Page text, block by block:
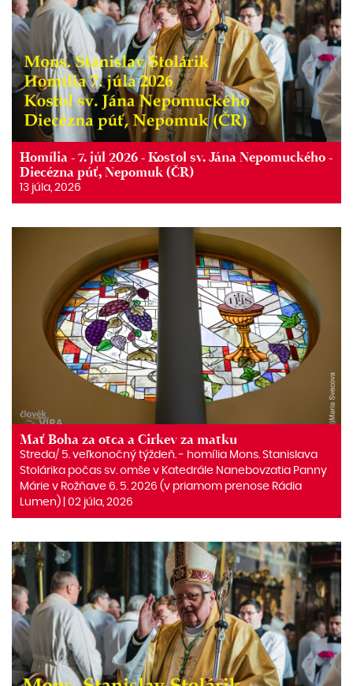
Homília - 7. júl 2026 - Kostol sv. Jána Nepomuckého -
Diecézna púť, Nepomuk (ČR)
13 júla, 2026
Mať Boha za otca a Cirkev za matku
Streda/ 5. veľkonočný týždeň. ‒ homília Mons. Stanislava
Stolárika počas sv. omše v Katedrále Nanebovzatia Panny
Márie v Rožňave 6. 5. 2026 (v priamom prenose Rádia
Lumen) | 02 júla, 2026